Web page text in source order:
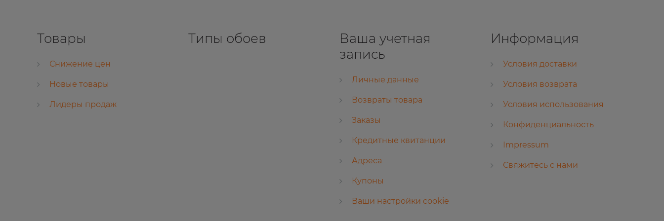
Товары
Снижение цен
Новые товары
Лидеры продаж
Типы обоев
Ваша учетная
запись
Личные данные
Возвраты товара
Заказы
Кредитные квитанции
Адреса
Купоны
Ваши настройки cookie
Информация
Условия доставки
Условия возврата
Условия использования
Конфиденциальность
Impressum
Свяжитесь с нами